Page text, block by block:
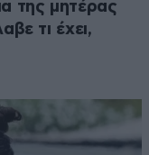
της μητέρας
τι έχει,